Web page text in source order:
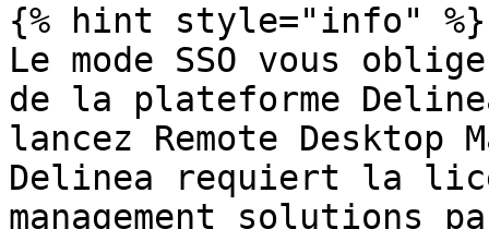
{% hint style="info" %}
Le mode SSO vous
de la plateforme
lancez Remote
Delinea requiert la
management solutions